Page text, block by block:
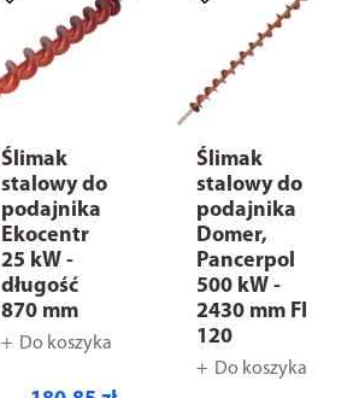
Ślimak
stalowy do
podajnika
Ekocentr
25 kW -
długość
870 mm
Do koszyka
Ślimak
stalowy do
podajnika
Domer,
Pancerpol
500 kW -
2430 mm FI
120
Do koszyka